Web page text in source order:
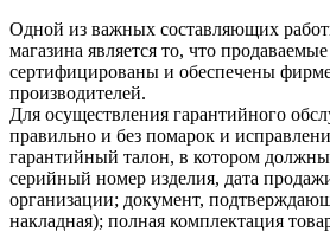
Одной из важных составляющих
магазина является то, что
сертифицированы и обеспечены
производителей.
Для осуществления гарантийного
правильно и без помарок и
гарантийный талон, в котором
серийный номер изделия, дата
организации; документ,
накладная); полная комплектация